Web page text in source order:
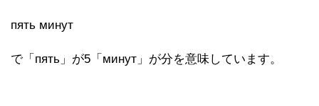
пять минут
で「пять」が5「минут」が分を意味しています。